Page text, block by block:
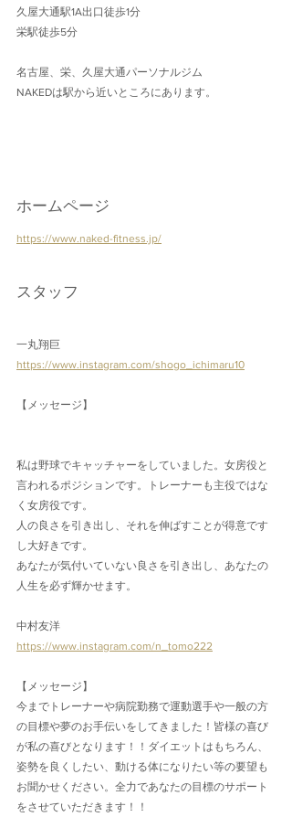
久屋大通駅1A出口徒歩1分
栄駅徒歩5分
名古屋、栄、久屋大通パーソナルジム
NAKEDは駅から近いところにあります。
ホームページ
https://www.naked-fitness.jp/
スタッフ
一丸翔巨
https://www.instagram.com/shogo_ichimaru10
【メッセージ】
私は野球でキャッチャーをしていました。女房役と
言われるポジションです。トレーナーも主役ではな
く女房役です。
人の良さを引き出し、それを伸ばすことが得意です
し大好きです。
あなたが気付いていない良さを引き出し、あなたの
人生を必ず輝かせます。
中村友洋
https://www.instagram.com/n_tomo222
【メッセージ】
今までトレーナーや病院勤務で運動選手や一般の方
の目標や夢のお手伝いをしてきました！皆様の喜び
が私の喜びとなります！！ダイエットはもちろん、
姿勢を良くしたい、動ける体になりたい等の要望も
お聞かせください。全力であなたの目標のサポート
をさせていただきます！！